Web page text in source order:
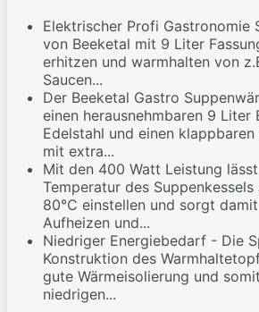
Elektrischer Profi Gastronomie
von Beeketal mit 9 Liter
erhitzen und warmhalten von
Saucen...
Der Beeketal Gastro
einen herausnehmbaren 9 Liter
Edelstahl und einen
mit extra...
Mit den 400 Watt Leistung
Temperatur des
80°C einstellen und sorgt
Aufheizen und...
Niedriger Energiebedarf - Die
Konstruktion des
gute Wärmeisolierung und
niedrigen...